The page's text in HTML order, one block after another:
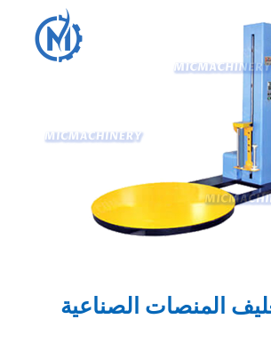
المنصات الصناعية